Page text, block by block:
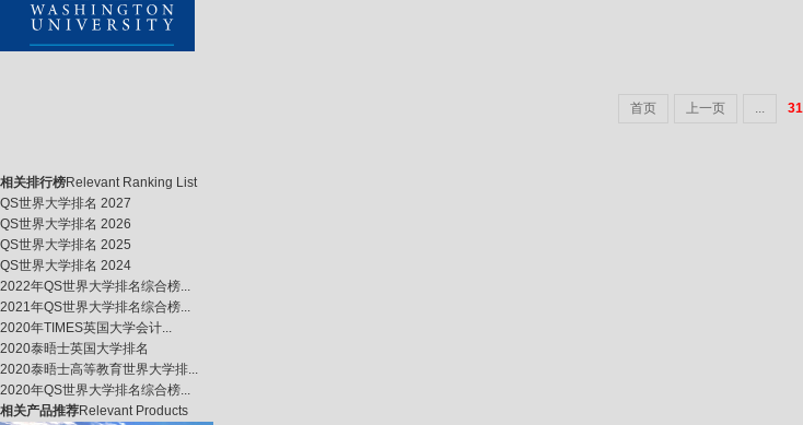
首页 上一页 31
相关排行榜Relevant Ranking List
QS世界大学排名 2027
QS世界大学排名 2026
QS世界大学排名 2025
QS世界大学排名 2024
2022年QS世界大学排名综合榜...
2021年QS世界大学排名综合榜...
2020年TIMES英国大学会计...
2020泰晤士英国大学排名
2020泰晤士高等教育世界大学排...
2020年QS世界大学排名综合榜...
相关产品推荐Relevant Products